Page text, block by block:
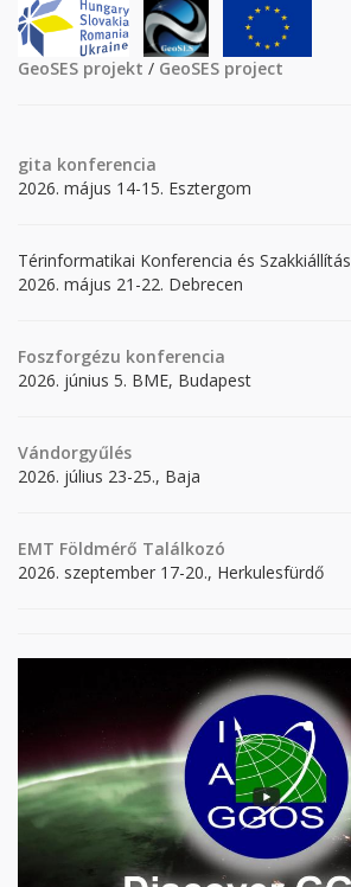
GeoSES projekt / GeoSES project
gita konferencia
2026. május 14-15. Esztergom
Térinformatikai Konferencia és Szakkiállítás
2026. május 21-22. Debrecen
Foszforgézu konferencia
2026. június 5. BME, Budapest
Vándorgyűlés
2026. július 23-25., Baja
EMT Földmérő Találkozó
2026. szeptember 17-20., Herkulesfürdő